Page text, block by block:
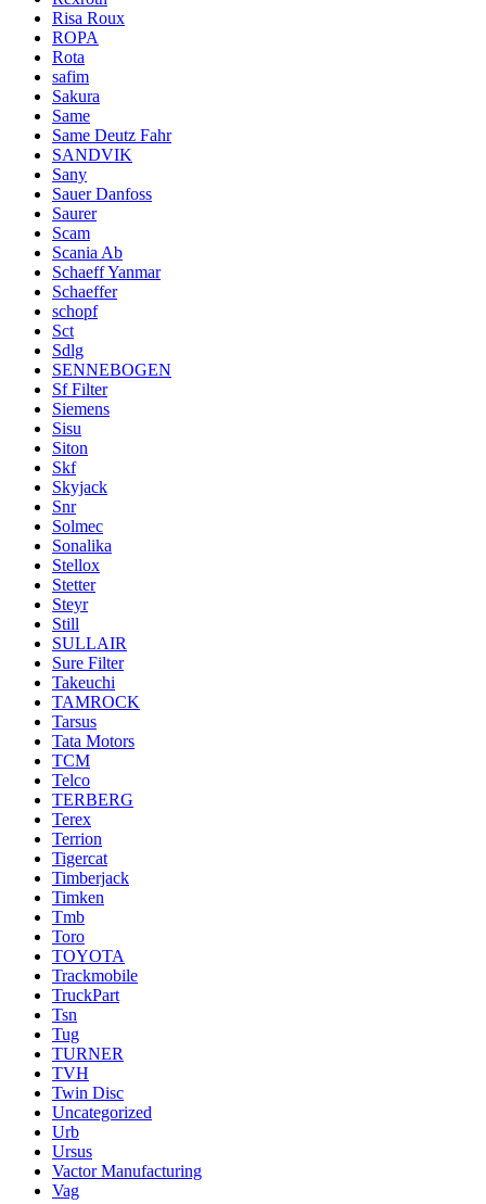
Risa Roux
ROPA
Rota
safim
Sakura
Same
Same Deutz Fahr
SANDVIK
Sany
Sauer Danfoss
Saurer
Scam
Scania Ab
Schaeff Yanmar
Schaeffer
schopf
Sct
Sdlg
SENNEBOGEN
Sf Filter
Siemens
Sisu
Siton
Skf
Skyjack
Snr
Solmec
Sonalika
Stellox
Stetter
Steyr
Still
SULLAIR
Sure Filter
Takeuchi
TAMROCK
Tarsus
Tata Motors
TCM
Telco
TERBERG
Terex
Terrion
Tigercat
Timberjack
Timken
Tmb
Toro
TOYOTA
Trackmobile
TruckPart
Tsn
Tug
TURNER
TVH
Twin Disc
Uncategorized
Urb
Ursus
Vactor Manufacturing
Vag